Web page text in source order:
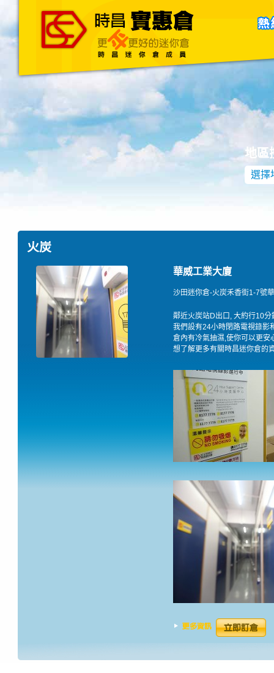
主頁 關於我們 聯絡我們
地區
選擇
火炭
華威工業大廈
沙田迷你倉-火炭禾香街1-7號
鄰近火炭站D出口, 大約行10
我們設有24小時閉路電視錄影
倉內有冷氣抽濕,使你可以更安
想了解更多有關時昌迷你倉的